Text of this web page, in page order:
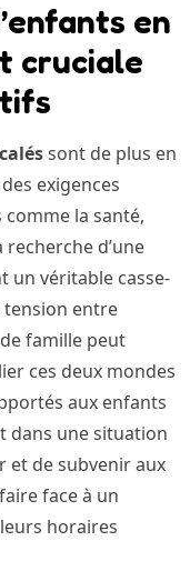
en
cruciale
sont de plus en
exigences
la santé,
d’une
un véritable casse-
entre
famille peut
ces deux mondes
aux enfants
dans une situation
et de subvenir aux
face à un
horaires